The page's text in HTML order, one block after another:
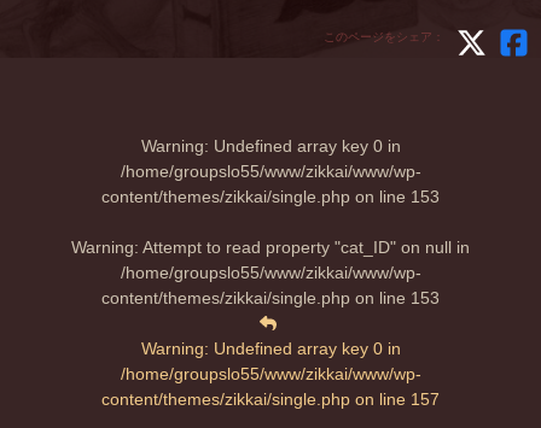
このページをシェア：
Warning: Undefined array key 0 in
/home/groupslo55/www/zikkai/www/wp-
content/themes/zikkai/single.php on line 153
Warning: Attempt to read property "cat_ID" on null in
/home/groupslo55/www/zikkai/www/wp-
content/themes/zikkai/single.php on line 153
Warning: Undefined array key 0 in
/home/groupslo55/www/zikkai/www/wp-
content/themes/zikkai/single.php on line 157